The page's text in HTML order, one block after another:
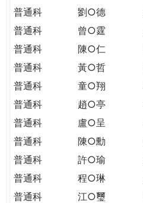
普通科
劉○德
普通科
曾○霆
普通科
陳○仁
普通科
黃○哲
普通科
童○翔
普通科
趙○亭
普通科
盧○呈
普通科
陳○勳
普通科
許○瑜
普通科
程○琳
普通科
江○璽